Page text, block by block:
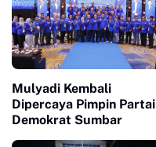
Mulyadi Kembali
Dipercaya Pimpin Partai
Demokrat Sumbar